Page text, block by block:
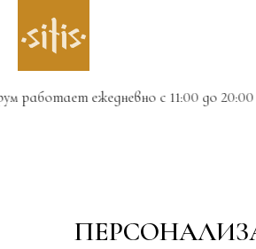
работает ежедневно с 11:00 до 20:00